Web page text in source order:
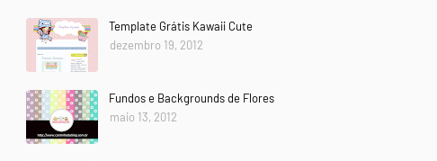
Template Grátis Kawaii Cute
dezembro 19, 2012
Fundos e Backgrounds de Flores
maio 13, 2012